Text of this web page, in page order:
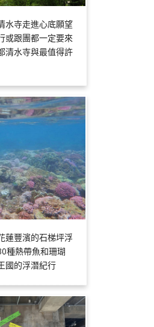
水寺走進心底願望
或跟團都一定要來
清水寺與最值得許
蓮豐濱的石梯坪浮
種熱帶魚和珊瑚
國的浮潛紀行